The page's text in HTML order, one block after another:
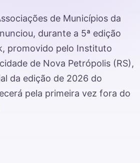
de Municípios da
durante a 5ª edição
promovido pelo Instituto
de Nova Petrópolis (RS),
da edição de 2026 do
pela primeira vez fora do